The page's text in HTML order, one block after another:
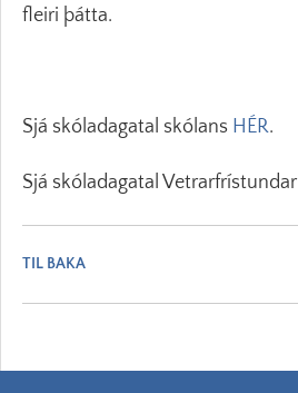
fleiri þátta.
Sjá skóladagatal skólans HÉR.
Sjá skóladagatal Vetrarfrístundar
TIL BAKA